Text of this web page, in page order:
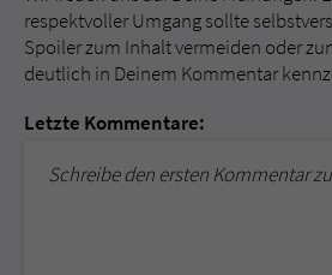
respektvoller Umgang sollte
Spoiler zum Inhalt vermeiden oder
deutlich in Deinem Kommentar
Letzte Kommentare:
Schreibe den ersten Kommentar